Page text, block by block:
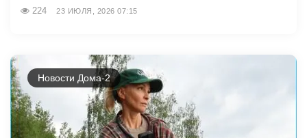
224 23 ИЮЛЯ, 2026 07:15
Новости Дома-2